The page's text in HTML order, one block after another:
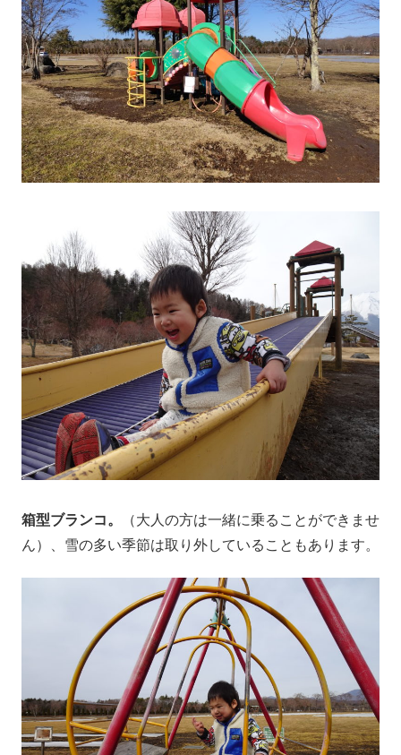
箱型ブランコ。
（大人の方は一緒に乗ることができませ
ん）、雪の多い季節は取り外していることもあります。